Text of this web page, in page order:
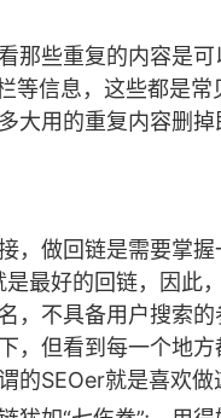
那些重复的内容是
信息，这些都是
大用的重复内容删
，做回链是需要掌
最好的回链，因此
，不具备用户搜索
，但看到每一个地
SEOer就是喜欢做